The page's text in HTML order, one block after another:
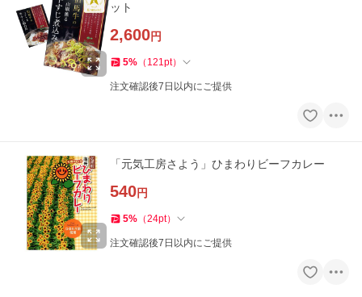
ット
2,600円
5% （ 121pt）
注文確認後7日以内にご提供
「元気工房さよう」ひまわりビーフカレー
540円
5% （24pt）
注文確認後7日以内にご提供